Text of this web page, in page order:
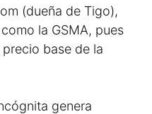
(dueña de Tigo),
la GSMA, pues
base de la
genera